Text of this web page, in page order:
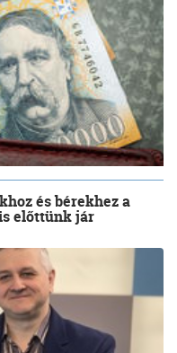
és bérekhez a
előttünk jár